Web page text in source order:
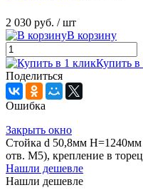
2 030 руб. / шт
В корзину
Купить в
Поделиться
Ошибка
Закрыть окно
Стойка d 50,8мм H=1240мм
отв. М5), крепление в
Нашли дешевле
Нашли дешевле